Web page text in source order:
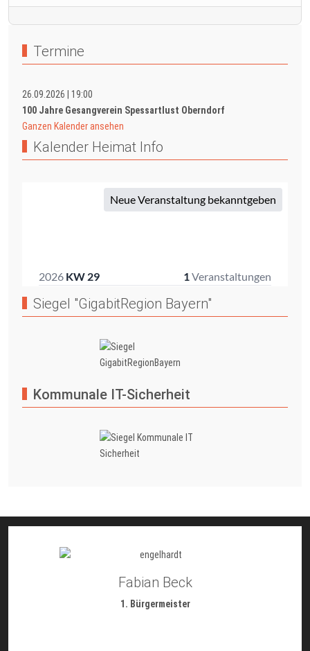
Termine
26.09.2026
19:00
100 Jahre Gesangverein Spessartlust Oberndorf
Ganzen Kalender ansehen
Kalender Heimat Info
Siegel "GigabitRegion Bayern"
Kommunale IT-Sicherheit
Fabian Beck
1. Bürgermeister